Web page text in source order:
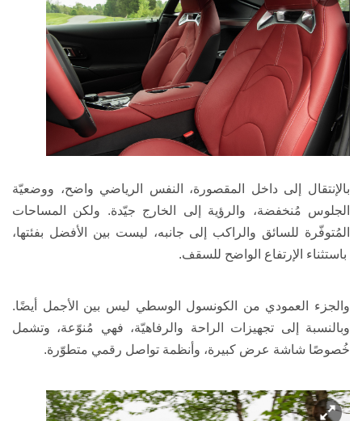
بالإنتقال إلى داخل المقصورة، النفس الرياضي واضح، ووضعيّة
الجلوس مُنخفضة، والرؤية إلى الخارج جيّدة. ولكن المساحات
المُتوفّرة للسائق والراكب إلى جانبه، ليست بين الأفضل بفئتها،
باستثناء الإرتفاع الواضح للسقف.
والجزء العمودي من الكونسول الوسطي ليس بين الأجمل أيضًا.
وبالنسبة إلى تجهيزات الراحة والرفاهيّة، فهي مُنوّعة، وتشمل
خُصوصًا شاشة عرض كبيرة، وأنظمة تواصل رقمي متطوّرة.